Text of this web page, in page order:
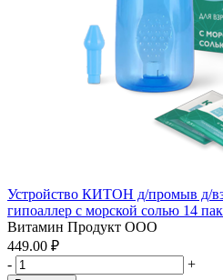
Устройство КИТОН д/промыв д/
гипоаллер с морской солью 14
Витамин Продукт ООО
449.00 ₽
-
+